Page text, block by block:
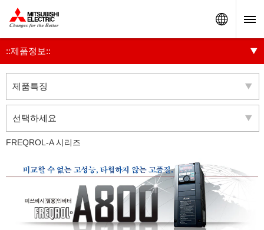
::제품정보::
제품특징
선택하세요
FREQROL-A 시리즈